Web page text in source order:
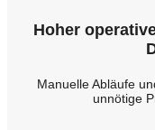
Hoher
Manuelle Abläufe
unnötige